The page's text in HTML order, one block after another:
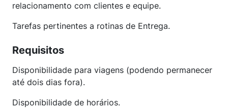
relacionamento com clientes e equipe.
Tarefas pertinentes a rotinas de Entrega.
Requisitos
Disponibilidade para viagens (podendo permanecer
até dois dias fora).
Disponibilidade de horários.